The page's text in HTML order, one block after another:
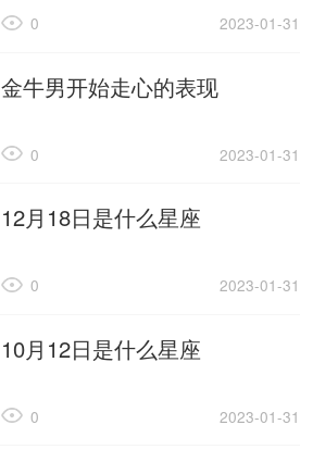
2023-01-31
0
金牛男开始走心的表现
2023-01-31
0
12月18日是什么星座
2023-01-31
0
10月12日是什么星座
2023-01-31
0